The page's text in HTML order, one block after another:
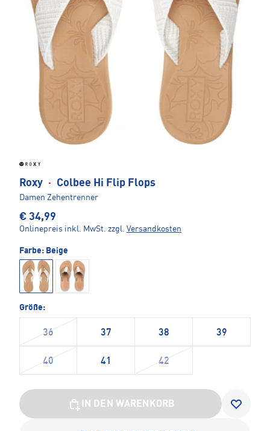
Roxy · Colbee Hi Flip Flops
Damen Zehentrenner
€ 34,99
Onlinepreis inkl. MwSt. zzgl. Versandkosten
Farbe: Beige
Größe:
36 37 38 39
40 41 42
IN DEN WARENKORB